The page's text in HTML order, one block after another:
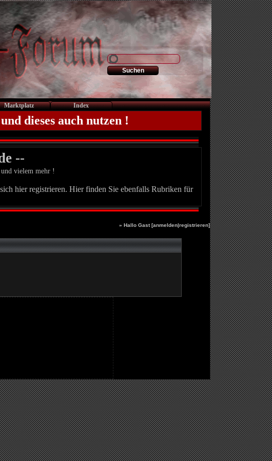
Marktplatz Index
dieses auch nutzen !
--
vielem mehr !
hier registrieren. Hier finden Sie ebenfalls Rubriken für
» Hallo Gast [anmelden|registrieren]